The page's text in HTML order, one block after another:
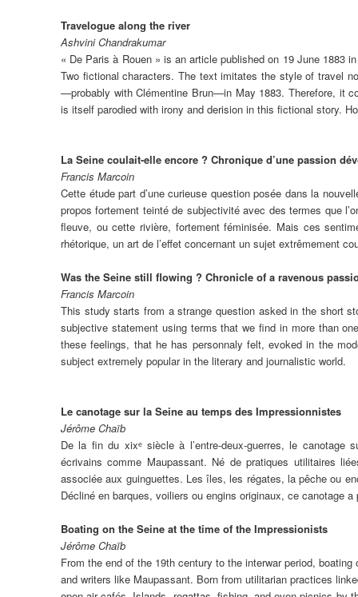
Travelogue along the river
Ashvini Chandrakumar
« De Paris à Rouen » is an article published on 19 June 1883
Two fictional characters. The text imitates the style of travel
—probably with Clémentine Brun—in May 1883. Therefore, it
is itself parodied with irony and derision in this fictional story.
La Seine coulait-elle encore ? Chronique d’une passion
Francis Marcoin
Cette étude part d’une curieuse question posée dans la
propos fortement teinté de subjectivité avec des termes que
fleuve, ou cette rivière, fortement féminisée. Mais ces
rhétorique, un art de l’effet concernant un sujet extrêmement
Was the Seine still flowing ? Chronicle of a ravenous
Francis Marcoin
This study starts from a strange question asked in the short
subjective statement using terms that we find in more than
these feelings, that he has personnaly felt, evoked in the
subject extremely popular in the literary and journalistic world.
Le canotage sur la Seine au temps des Impressionnistes
Jérôme Chaïb
De la fin du xixᵉ siècle à l’entre-deux-guerres, le
écrivains comme Maupassant. Né de pratiques utilitaires
associée aux guinguettes. Les îles, les régates, la pêche ou
Décliné en barques, voiliers ou engins originaux, ce canotage
Boating on the Seine at the time of the Impressionists
Jérôme Chaïb
From the end of the 19th century to the interwar period,
and writers like Maupassant. Born from utilitarian practices